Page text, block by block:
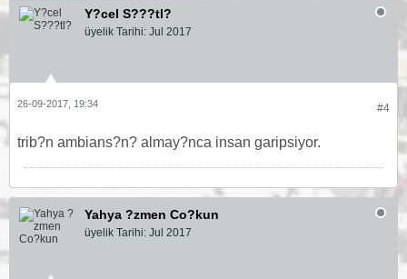
Y?cel S???tl?
üyelik Tarihi: Jul 2017
#4
26-09-2017, 19:34
trib?n ambians?n? almay?nca insan garipsiyor.
Yahya ?zmen Co?kun
üyelik Tarihi: Jul 2017